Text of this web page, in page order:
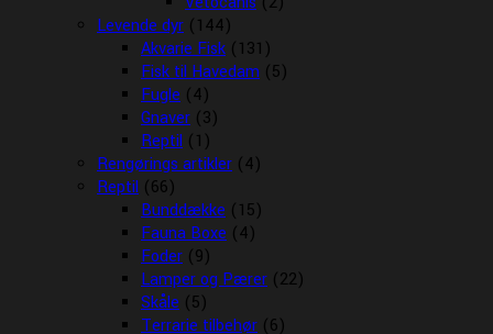
Levende dyr (144)
Akvarie Fisk (131)
Fisk til Havedam (5)
Fugle (4)
Gnaver (3)
Reptil (1)
Rengørings artikler (4)
Reptil (66)
Bunddække (15)
Fauna Boxe (4)
Foder (9)
Lamper og Pærer (22)
Skåle (5)
Terrarie tilbehør (6)